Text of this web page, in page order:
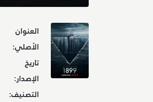
Image
العنوان
الأصلي:
تاريخ
الإصدار:
التصنيف: